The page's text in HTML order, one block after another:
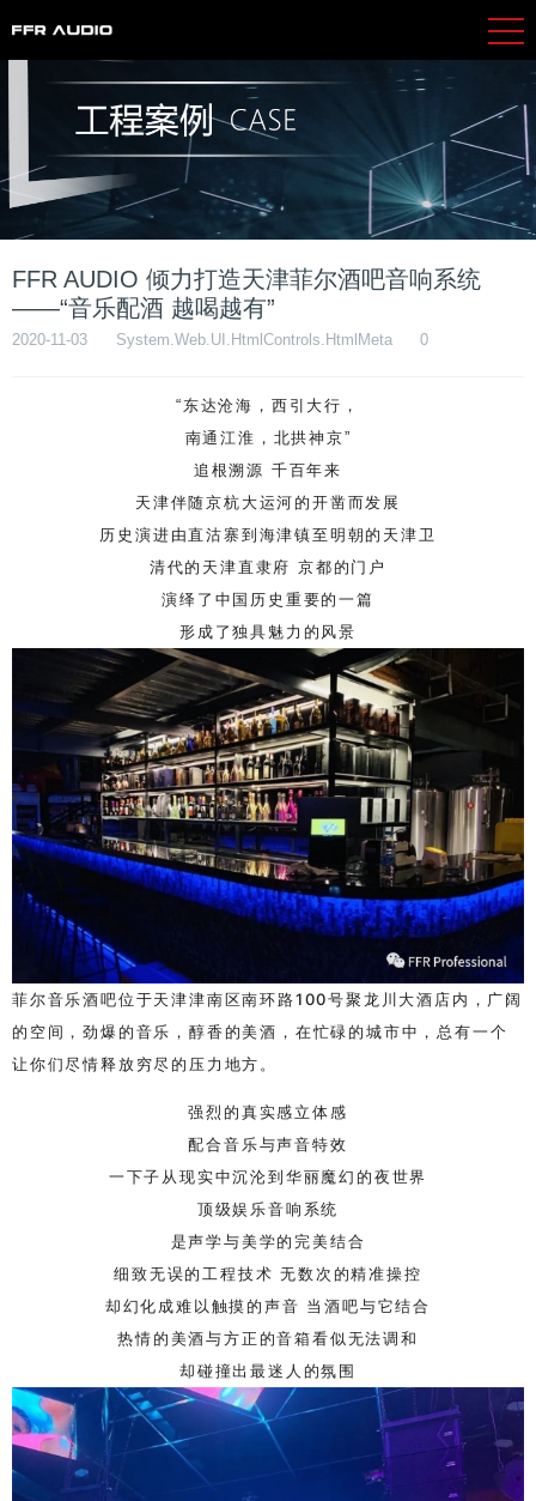
FFR AUDIO 倾力打造天津菲尔酒吧音响系统
——“音乐配酒 越喝越有”
2020-11-03 System.Web.UI.HtmlControls.HtmlMeta 0
“东达沧海，西引大行，
南通江淮，北拱神京”
追根溯源 千百年来
天津伴随京杭大运河的开凿而发展
历史演进由直沽寨到海津镇至明朝的天津卫
清代的天津直隶府 京都的门户
演绎了中国历史重要的一篇
形成了独具魅力的风景
菲尔音乐酒吧位于天津津南区南环路100号聚龙川大酒店内，广阔
的空间，劲爆的音乐，醇香的美酒，在忙碌的城市中，总有一个
让你们尽情释放穷尽的压力地方。
强烈的真实感立体感
配合音乐与声音特效
一下子从现实中沉沦到华丽魔幻的夜世界
顶级娱乐音响系统
是声学与美学的完美结合
细致无误的工程技术 无数次的精准操控
却幻化成难以触摸的声音 当酒吧与它结合
热情的美酒与方正的音箱看似无法调和
却碰撞出最迷人的氛围